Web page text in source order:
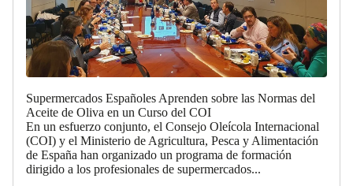
Supermercados Españoles Aprenden sobre las Normas del
Aceite de Oliva en un Curso del COI
En un esfuerzo conjunto, el Consejo Oleícola Internacional
(COI) y el Ministerio de Agricultura, Pesca y Alimentación
de España han organizado un programa de formación
dirigido a los profesionales de supermercados...